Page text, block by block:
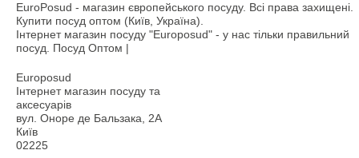
EuroPosud - магазин європейського посуду. Всі права захищені.
Купити посуд оптом (Київ, Україна).
Інтернет магазин посуду "Europosud" - у нас тільки правильний
посуд. Посуд Оптом |
Europosud
Інтернет магазин посуду та
аксесуарів
вул. Оноре де Бальзака, 2А
Київ
02225